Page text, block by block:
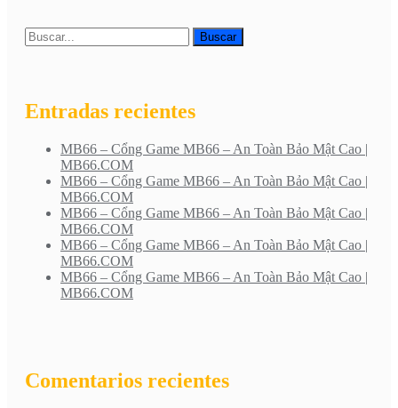
Entradas recientes
MB66 – Cổng Game MB66 – An Toàn Bảo Mật Cao |
MB66.COM
MB66 – Cổng Game MB66 – An Toàn Bảo Mật Cao |
MB66.COM
MB66 – Cổng Game MB66 – An Toàn Bảo Mật Cao |
MB66.COM
MB66 – Cổng Game MB66 – An Toàn Bảo Mật Cao |
MB66.COM
MB66 – Cổng Game MB66 – An Toàn Bảo Mật Cao |
MB66.COM
Comentarios recientes